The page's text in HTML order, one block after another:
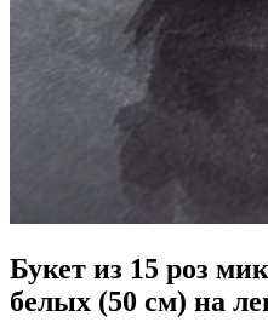
Букет из 15 роз
белых (50 см) на